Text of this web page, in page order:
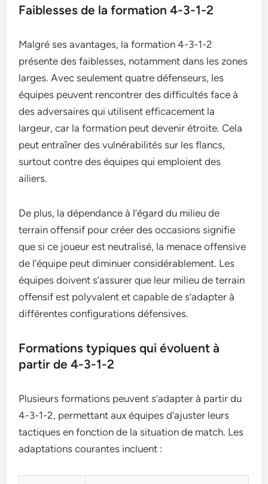
Faiblesses de la formation 4-3-1-2
Malgré ses avantages, la formation 4-3-1-2
présente des faiblesses, notamment dans les zones
larges. Avec seulement quatre défenseurs, les
équipes peuvent rencontrer des difficultés face à
des adversaires qui utilisent efficacement la
largeur, car la formation peut devenir étroite. Cela
peut entraîner des vulnérabilités sur les flancs,
surtout contre des équipes qui emploient des
ailiers.
De plus, la dépendance à l’égard du milieu de
terrain offensif pour créer des occasions signifie
que si ce joueur est neutralisé, la menace offensive
de l’équipe peut diminuer considérablement. Les
équipes doivent s’assurer que leur milieu de terrain
offensif est polyvalent et capable de s’adapter à
différentes configurations défensives.
Formations typiques qui évoluent à
partir de 4-3-1-2
Plusieurs formations peuvent s’adapter à partir du
4-3-1-2, permettant aux équipes d’ajuster leurs
tactiques en fonction de la situation de match. Les
adaptations courantes incluent :